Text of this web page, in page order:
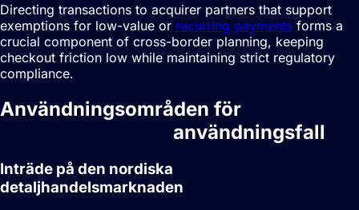
Directing transactions to acquirer partners that support
exemptions for low-value or recurring payments forms a
crucial component of cross-border planning, keeping
checkout friction low while maintaining strict regulatory
compliance.
Användningsområden för
användningsfall
Inträde på den nordiska
detaljhandelsmarknaden